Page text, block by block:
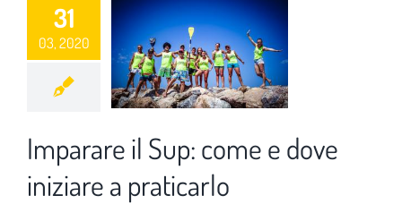
31
03, 2020
Imparare il Sup: come e dove
iniziare a praticarlo